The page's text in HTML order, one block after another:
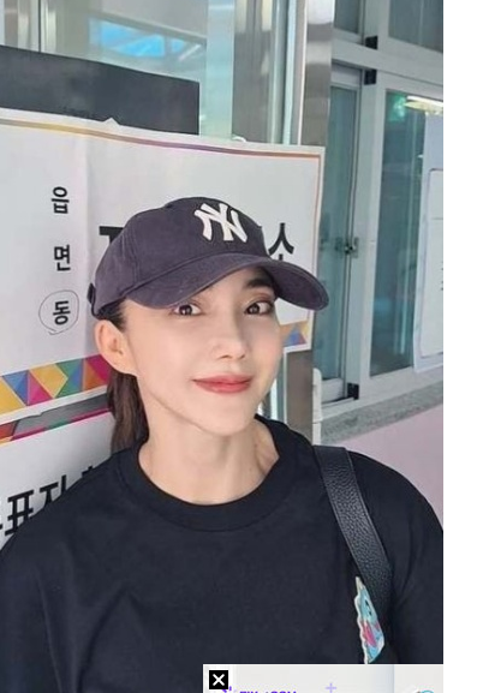
라이프 포토
만화
텍스 텍스 url 복 인쇄 목록